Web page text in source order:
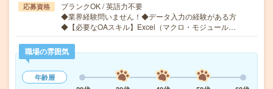
応募資格
ブランクOK / 英語力不要
◆業界経験問いません！◆データ入力の経験がある方
◆【必要なOAスキル】Excel（マクロ・モジュール…
職場の雰囲気
年齢層